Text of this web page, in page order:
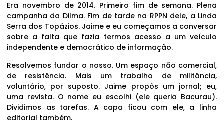
Era novembro de 2014. Primeiro fim de semana. Plena
campanha da Dilma. Fim de tarde na RPPN dele, a Linda
Serra dos Topázios. Jaime e eu começamos a conversar
sobre a falta que fazia termos acesso a um veículo
independente e democrático de informação.
Resolvemos fundar o nosso. Um espaço não comercial,
de resistência. Mais um trabalho de militância,
voluntário, por suposto. Jaime propôs um jornal; eu,
uma revista. O nome eu escolhi (ele queria Bacurau).
Dividimos as tarefas. A capa ficou com ele, a linha
editorial também.